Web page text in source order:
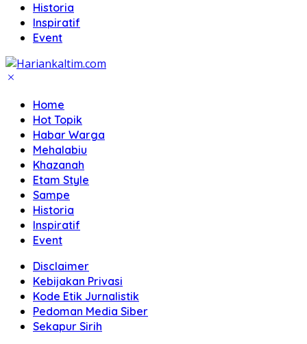
Historia
Inspiratif
Event
Home
Hot Topik
Habar Warga
Mehalabiu
Khazanah
Etam Style
Sampe
Historia
Inspiratif
Event
Disclaimer
Kebijakan Privasi
Kode Etik Jurnalistik
Pedoman Media Siber
Sekapur Sirih